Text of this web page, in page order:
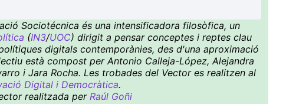
Sociotécnica és una intensificadora filosòfica, un
(IN3/UOC) dirigit a pensar conceptes i reptes clau
digitals contemporànies, des d'una aproximació
està compost per Antonio Calleja-López, Alejandra
i Jara Rocha. Les trobades del Vector es realitzen al
Digital i Democràtica.
realitzada per Raúl Goñi